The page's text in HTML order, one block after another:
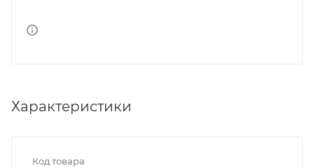
Характеристики
Код товара